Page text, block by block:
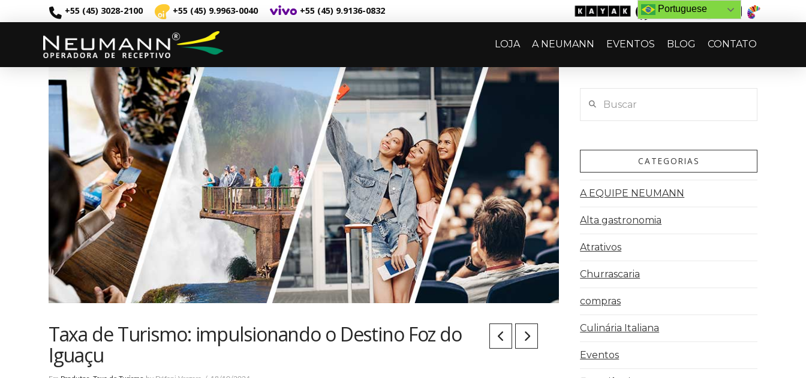
+55 (45) 3028-2100 +55 (45) 9.9963-0040 +55 (45) 9.9136-0832
LOJA A NEUMANN EVENTOS BLOG CONTATO
Taxa de Turismo: impulsionando o Destino Foz do
Iguaçu
CATEGORIAS
A EQUIPE NEUMANN
Alta gastronomia
Atrativos
Churrascaria
compras
Culinária Italiana
Eventos
Portuguese